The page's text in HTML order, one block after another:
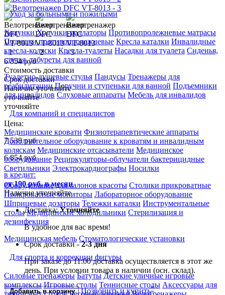
Уход за больными и пожилыми
ХодункиХодунки-роллаторы Противопролежневые матрасы
Подушки противопролежневые Кресла каталки Инвалидные
кресла-коляски Кресла-туалеты Насадки для туалета Сиденья,
стулья, табуреты для ванной
Туалетно-душевые стулья Пандусы Тренажеры для
реабилитации Поручни и ступеньки для ванной Подъемники
для инвалидов Слуховые аппараты Мебель для инвалидов
Для компаний и специалистов
Медицинские кровати Физиотерапевтические аппараты
Дополнительное оборудование к кроватям и инвалидным
коляскам Медицинские отсасыватели Медицинское
оборудование Рециркуляторы-облучатели бактерицидные
Светильники Электрокардиографы Носилки
Оборудование для салонов красоты Столики прикроватные
Прикроватные мониторы Лабораторное оборудование
Шприцевые дозаторы Тележки каталки Инструментальные
столы Медицинские холодильники Стерилизация и
дезинфекция
Медицинская мебель Стоматологические установки
Для спорта и коррекции фигуры
Силовые тренажеры Батуты Детские уличные игровые
комплексы Игровые столы Теннисные столы Аксессуары для
6 854 руб
Стоимость доставки
Срок доставки
Наличие уточняйте
уточняйте
уточняйте
Цена:
7 539руб
6 854руб
в кредит:
от 190 руб. в месяц
Наличие уточняйте
Доставка:Уточняйте
В удобное для вас время!
Срок доставки -2-3 дня
При заказе до 11:00 доставка осуществляется в этот же
день. При условии товара в наличии (осн. склад).
Добавить в корзину Позвонить и купить*